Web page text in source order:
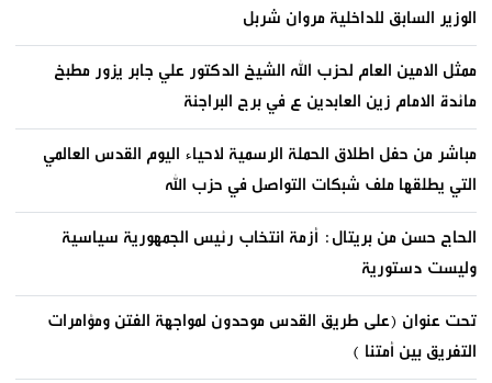
الوزير السابق للداخلية مروان شربل
ممثل الامين العام لحزب الله الشيخ الدكتور علي جابر يزور مطبخ
مائدة الامام زين العابدين ع في برج البراجنة
مباشر من حفل اطلاق الحملة الرسمية لاحياء اليوم القدس العالمي
التي يطلقها ملف شبكات التواصل في حزب الله
الحاج حسن من بريتال: أزمة انتخاب رئيس الجمهورية سياسية
وليست دستورية
تحت عنوان (على طريق القدس موحدون لمواجهة الفتن ومؤامرات
التفريق بين أمتنا )